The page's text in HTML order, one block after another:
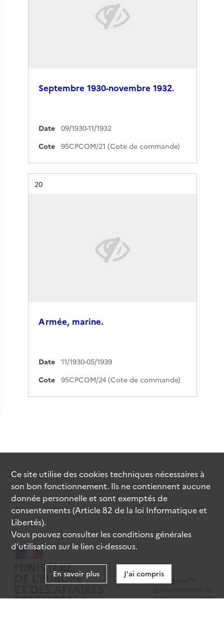
Septembre 1930-novembre 1932.
Date
09/1930-11/1932
Cote
95CPCOM/21 (Cote de commande)
Résultat n°
20
Armée, marine.
Date
11/1930-05/1939
Cote
95CPCOM/24 (Cote de commande)
data.gouv.fr
legifrance.gouv.fr
Ce site utilise descookiestechniques nécessaires à
son bon fonctionnement. Ils ne contiennent aucune
donnée personnelle et sont exemptés de
consentements (Article 82 de la loi Informatique et
Libertés).
Vous pouvez consulter les conditions générales
d’utilisation sur le lien ci-dessous.
En savoir plus J'ai compris